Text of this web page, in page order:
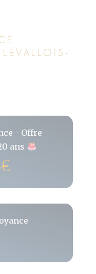
- Offre
ans